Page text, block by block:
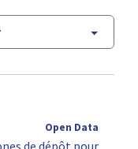
Open Data